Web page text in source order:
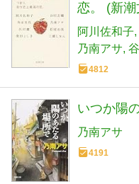
恋。 (新潮
阿川佐和子
乃南アサ
4812
いつか陽
乃南アサ
4191